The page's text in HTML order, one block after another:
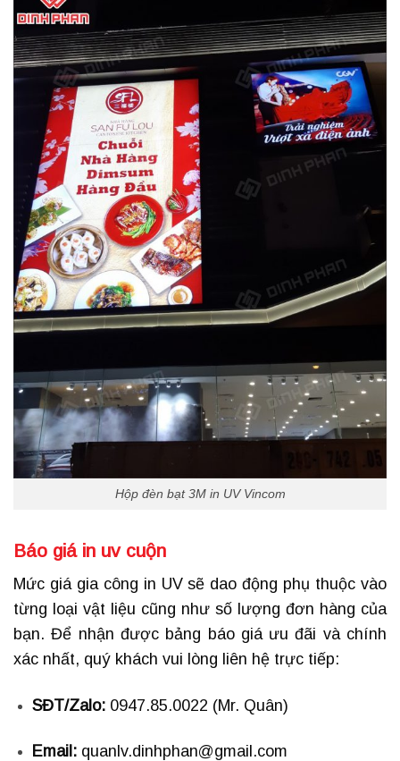
Hộp đèn bạt 3M in UV Vincom
Báo giá in uv cuộn
Mức giá gia công in UV sẽ dao động phụ thuộc vào
từng loại vật liệu cũng như số lượng đơn hàng của
bạn. Để nhận được bảng báo giá ưu đãi và chính
xác nhất, quý khách vui lòng liên hệ trực tiếp:
SĐT/Zalo:0947.85.0022 (Mr. Quân)
Email:quanlv.dinhphan@gmail.com